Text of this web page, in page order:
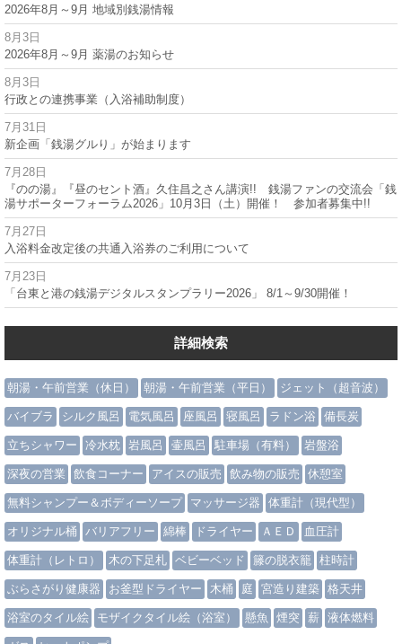
2026年8月～9月 地域別銭湯情報
8月3日
2026年8月～9月 薬湯のお知らせ
8月3日
行政との連携事業（入浴補助制度）
7月31日
新企画「銭湯グルり」が始まります
7月28日
『のの湯』『昼のセント酒』久住昌之さん講演!! 銭湯ファンの交流会「銭
湯サポーターフォーラム2026」10月3日（土）開催！ 参加者募集中!!
7月27日
入浴料金改定後の共通入浴券のご利用について
7月23日
「台東と港の銭湯デジタルスタンプラリー2026」 8/1～9/30開催！
詳細検索
朝湯・午前営業（休日） 朝湯・午前営業（平日） ジェット（超音波）
バイブラ シルク風呂 電気風呂 座風呂 寝風呂 ラドン浴 備長炭
立ちシャワー 冷水枕 岩風呂 壷風呂 駐車場（有料） 岩盤浴
深夜の営業 飲食コーナー アイスの販売 飲み物の販売 休憩室
無料シャンプー＆ボディーソープ マッサージ器 体重計（現代型）
オリジナル桶 バリアフリー 綿棒 ドライヤー ＡＥＤ 血圧計
体重計（レトロ） 木の下足札 ベビーベッド 籐の脱衣籠 柱時計
ぶらさがり健康器 お釜型ドライヤー 木桶 庭 宮造り建築 格天井
浴室のタイル絵 モザイクタイル絵（浴室） 懸魚 煙突 薪 液体燃料